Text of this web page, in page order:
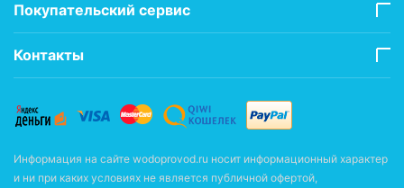
Покупательский сервис
Контакты
Информация на сайте wodoprovod.ru носит информационный характер
и ни при каких условиях не является публичной офертой,